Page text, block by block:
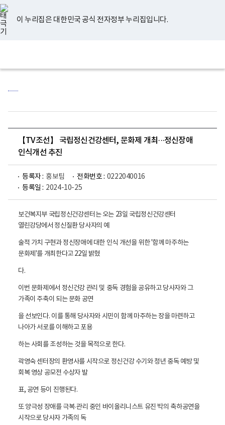
너
비
767px
이
하
이 누리집은 대한민국 공식 전자정부 누리집입니다.
지
검
메
홈
【TV조선】 국립정신건강센터, 문화제 개최···정신장애
인식개선 추진
등록자 : 홍보팀 전화번호 : 0222040016
등록일 : 2024-10-25
보건복지부 국립정신건강센터는 오는 23일 국립정신건강센터
열린강당에서 정신질환 당사자의 예
술적 가치 구현과 정신장애에 대한 인식 개선을 위한 '함께 마주하는
문화제'를 개최한다고 22일 밝혔
다.
이번 문화제에서 정신건강 관리 및 중독 경험을 공유하고 당사자와 그
가족이 주축이 되는 문화 공연
을 선보인다. 이를 통해 당사자와 시민이 함께 마주하는 장을 마련하고
나아가 서로를 이해하고 포용
하는 사회를 조성하는 것을 목적으로 한다.
곽영숙 센터장의 환영사를 시작으로 정신건강 수기와 청년 중독 예방 및
회복 영상 공모전 수상자 발
표, 공연 등이 진행된다.
또 양극성 장애를 극복·관리 중인 바이올리니스트 유진 박의 축하공연을
시작으로 당사자 가족의 독
유
튜
브
페
이
스
북
인
스
타
그
램
블
로
그